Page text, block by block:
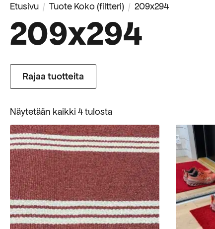
Etusivu Tuote Koko (filtteri) 209x294
209x294
Rajaa tuotteita
Näytetään kaikki 4 tulostaSuosituimmat
ensin